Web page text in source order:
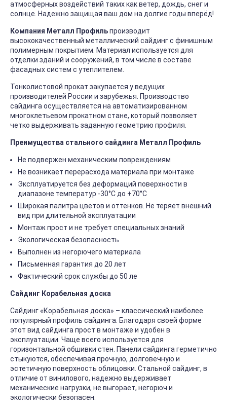
атмосферных воздействий таких как ветер, дождь, снег и
солнце. Надежно защищая ваш дом на долгие годы вперёд!
Компания Металл Профильпроизводит
высококачественный металлический сайдинг с финишным
полимерным покрытием. Материал используется для
отделки зданий и сооружений, в том числе в составе
фасадных систем с утеплителем.
Тонколистовой прокат закупается у ведущих
производителей России и зарубежья. Производство
сайдинга осуществляется на автоматизированном
многоклетьевом прокатном стане, который позволяет
четко выдерживать заданную геометрию профиля.
Преимущества стального сайдинга Металл Профиль
Не подвержен механическим повреждениям
Не возникает перерасхода материала при монтаже
Эксплуатируется без деформаций поверхности в
диапазоне температур -30°C до +70°C
Широкая палитра цветов и оттенков. Не теряет внешний
вид при длительной эксплуатации
Монтаж прост и не требует специальных знаний
Экологическая безопасность
Выполнен из негорючего материала
Письменная гарантия до 20 лет
Фактический срок службы до 50 ле
Сайдинг Корабельная доска
Сайдинг «Корабельная доска» – классический наиболее
популярный профиль сайдинга. Благодаря своей форме
этот вид сайдинга прост в монтаже и удобен в
эксплуатации. Чаще всего используется для
горизонтальной обшивки стен. Панели сайдинга герметично
стыкуются, обеспечивая прочную, долговечную и
эстетичную поверхность облицовки. Стальной сайдинг, в
отличие от винилового, надежно выдерживает
механические нагрузки, не выгорает, негорюч и
экологически безопасен.